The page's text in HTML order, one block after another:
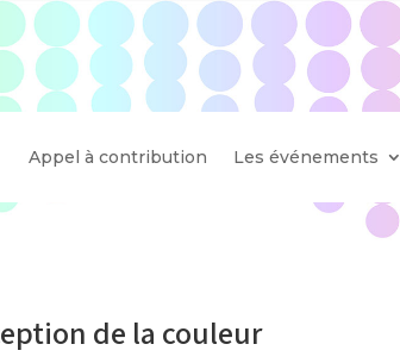
Appel à contribution Les événements
de la couleur